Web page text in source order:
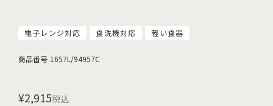
電子レンジ対応 食洗機対応 軽い食器
商品番号 1657L/94957C
¥2,915税込